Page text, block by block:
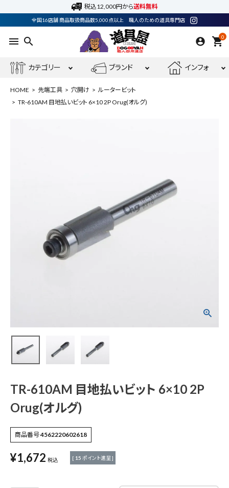
税込12,000円から送料無料
全国16店舗 商品取扱商品数5,000点以上 職人のための道具専門店
menu search 0
shopping_cart
カテゴリー ブランド インフォ
¥1,672
作業工具・大工道具
HOME 先端工具 穴開け
ルータービット
TR-610AM 目地払いビット 6×10 2P Orug(オルグ)
TR-610AM 目地払いビット 6×10 2P
Orug(オルグ)
商品番号4562220602618
¥1,672 税込 [ 15 ポイント進呈 ]